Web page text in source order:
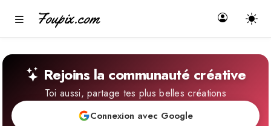
Foupix.com
Rejoins la communauté créative
Toi aussi, partage tes plus belles créations
Connexion avec Google